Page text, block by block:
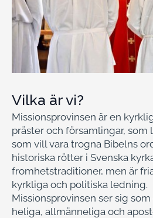
Vilka är vi?
Missionsprovinsen är en
präster och församlingar, som
som vill vara trogna Bibelns
historiska rötter i Svenska
fromhetstraditioner, men är
kyrkliga och politiska ledning.
Missionsprovinsen ser sig
heliga, allmänneliga och